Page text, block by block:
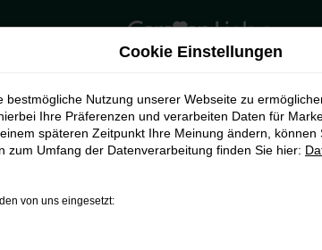
Cookie Einstellungen
bestmögliche Nutzung unserer Webseite zu
Ihre Präferenzen und verarbeiten Daten für
späteren Zeitpunkt Ihre Meinung ändern,
zum Umfang der Datenverarbeitung finden Sie hier:
von uns eingesetzt: